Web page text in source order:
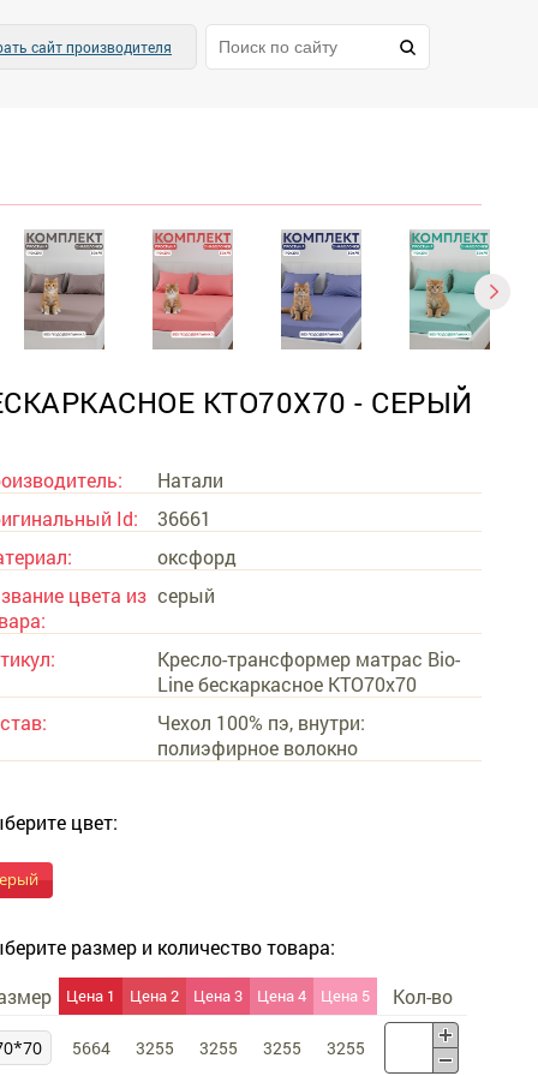
сайт производителя
KTO70X70 - СЕРЫЙ
Натали
Id:
36661
оксфорд
цвета из серый
Кресло-трансформер матрас Bio-
Line бескаркасное KTO70x70
Чехол 100% пэ, внутри:
полиэфирное волокно
цвет:
размер и количество товара:
Цена 1 Цена 2 Цена 3 Цена 4 Цена 5 Кол-во
5664 3255 3255 3255 3255